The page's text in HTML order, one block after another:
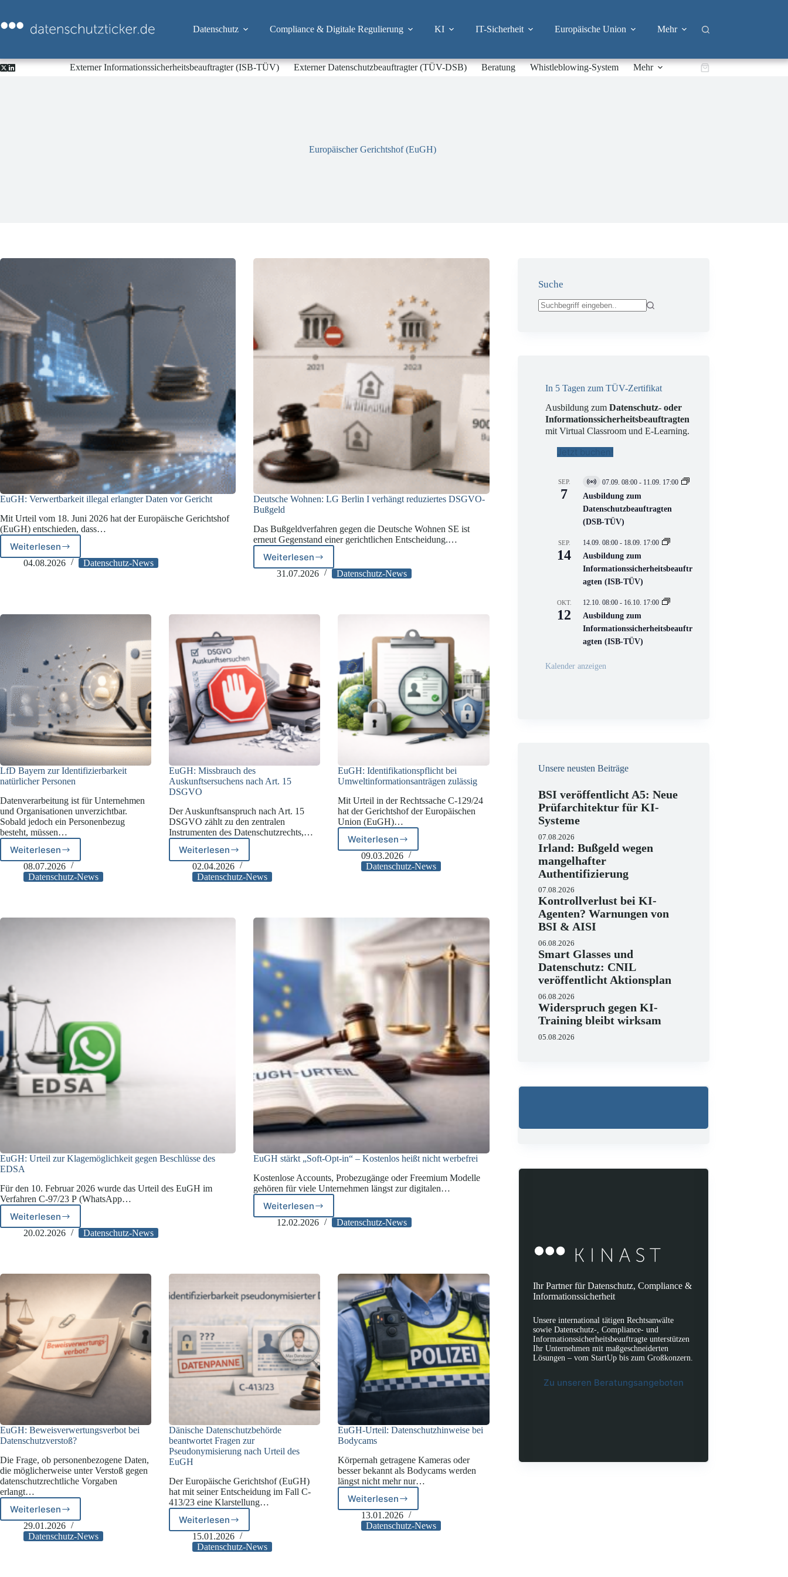
springen
Datenschutz Compliance & Digitale Regulierung KI IT-Sicherheit Europäische Union Mehr
Externer Informationssicherheitsbeauftragter (ISB-TÜV) Externer Datenschutzbeauftragter (TÜV-DSB) Beratung Whistleblowing-System Mehr Warenkorb
Europäischer Gerichtshof (EuGH)
EuGH: Verwertbarkeit illegal erlangter Daten vor Gericht
Mit Urteil vom 18. Juni 2026 hat der Europäische Gerichtshof
(EuGH) entschieden, dass…
Weiterlesen
EuGH:
Verwertbarkeit
Gericht
04.08.2026 Datenschutz-News
Deutsche Wohnen: LG Berlin I verhängt reduziertes DSGVO-
Bußgeld
Das Bußgeldverfahren gegen die Deutsche Wohnen SE ist
erneut Gegenstand einer gerichtlichen Entscheidung.…
Weiterlesen
Deutsche
Wohnen:
verhängt
31.07.2026 Datenschutz-News
LfD Bayern zur Identifizierbarkeit
natürlicher Personen
Datenverarbeitung ist für Unternehmen
und Organisationen unverzichtbar.
Sobald jedoch ein Personenbezug
besteht, müssen…
Weiterlesen
LfD
Bayern
zur
08.07.2026
Datenschutz-News
EuGH: Missbrauch des
Auskunftsersuchens nach Art. 15
DSGVO
Der Auskunftsanspruch nach Art. 15
DSGVO zählt zu den zentralen
Instrumenten des Datenschutzrechts,…
Weiterlesen
EuGH:
Missbrauch
des
15
02.04.2026
Datenschutz-News
EuGH: Identifikationspflicht bei
Umweltinformationsanträgen zulässig
Mit Urteil in der Rechtssache C-129/24
hat der Gerichtshof der Europäischen
Union (EuGH)…
Weiterlesen
EuGH:
Identifikationspflicht
bei
09.03.2026
Datenschutz-News
EuGH: Urteil zur Klagemöglichkeit gegen Beschlüsse des
EDSA
Für den 10. Februar 2026 wurde das Urteil des EuGH im
Verfahren C-97/23 P (WhatsApp…
Weiterlesen
EuGH:
Urteil
Beschlüsse
20.02.2026 Datenschutz-News
EuGH stärkt „Soft-Opt-in“ – Kostenlos heißt nicht werbefrei
Kostenlose Accounts, Probezugänge oder Freemium Modelle
gehören für viele Unternehmen längst zur digitalen…
Weiterlesen
EuGH
stärkt
Kostenlos
nicht
12.02.2026 Datenschutz-News
EuGH: Beweisverwertungsverbot bei
Datenschutzverstoß?
Die Frage, ob personenbezogene Daten,
die möglicherweise unter Verstoß gegen
datenschutzrechtliche Vorgaben
erlangt…
Weiterlesen
EuGH:
Beweisverwertungsverbot
bei
29.01.2026
Datenschutz-News
Dänische Datenschutzbehörde
beantwortet Fragen zur
Pseudonymisierung nach Urteil des
EuGH
Der Europäische Gerichtshof (EuGH)
hat mit seiner Entscheidung im Fall C-
413/23 eine Klarstellung…
Weiterlesen
Dänische
Datenschutzbehörde
beantwortet
15.01.2026
Datenschutz-News
EuGH-Urteil: Datenschutzhinweise bei
Bodycams
Körpernah getragene Kameras oder
besser bekannt als Bodycams werden
längst nicht mehr nur…
Weiterlesen
EuGH-
Urteil:
Datenschutzhinweise
13.01.2026
Datenschutz-News
Suche
In 5 Tagen zum TÜV-Zertifikat
Ausbildung zumDatenschutz- oder
Informationssicherheitsbeauftragten
mit Virtual Classroom und E-Learning.
Jetzt buchen!
SEP.
7
V
i
t
u
l
V
e
r
n
s
t
a
t
n
07.09. 08:00 - 11.09. 17:00
Ausbildung zum
Datenschutzbeauftragten
(DSB-TÜV)
SEP.
14
14.09. 08:00 - 18.09. 17:00
Ausbildung zum
Informationssicherheitsbeauftr
agten (ISB-TÜV)
OKT.
12
12.10. 08:00 - 16.10. 17:00
Ausbildung zum
Informationssicherheitsbeauftr
agten (ISB-TÜV)
Kalender anzeigen
Unsere neusten Beiträge
BSI veröffentlicht A5: Neue
Prüfarchitektur für KI-
Systeme
07.08.2026
Irland: Bußgeld wegen
mangelhafter
Authentifizierung
07.08.2026
Kontrollverlust bei KI-
Agenten? Warnungen von
BSI & AISI
06.08.2026
Smart Glasses und
Datenschutz: CNIL
veröffentlicht Aktionsplan
06.08.2026
Widerspruch gegen KI-
Training bleibt wirksam
05.08.2026
Ihr Partner für Datenschutz, Compliance &
Informationssicherheit
Unsere international tätigen Rechtsanwälte
sowie Datenschutz-, Compliance- und
Informationssicherheitsbeauftragte unterstützen
Ihr Unternehmen mit maßgeschneiderten
Lösungen – vom StartUp bis zum Großkonzern.
Zu unseren Beratungsangeboten